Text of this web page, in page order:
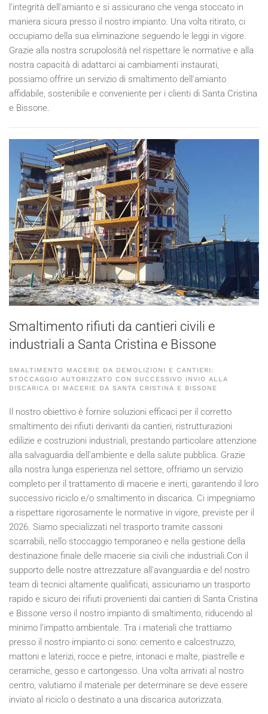
l'integrità dell'amianto e si assicurano che venga stoccato in
maniera sicura presso il nostro impianto. Una volta ritirato, ci
occupiamo della sua eliminazione seguendo le leggi in vigore.
Grazie alla nostra scrupolosità nel rispettare le normative e alla
nostra capacità di adattarci ai cambiamenti instaurati,
possiamo offrire un servizio di smaltimento dell'amianto
affidabile, sostenibile e conveniente per i clienti di Santa Cristina
e Bissone.
Smaltimento rifiuti da cantieri civili e
industriali a Santa Cristina e Bissone
SMALTIMENTO MACERIE DA DEMOLIZIONI E CANTIERI:
STOCCAGGIO AUTORIZZATO CON SUCCESSIVO INVIO ALLA
DISCARICA DI MACERIE DA SANTA CRISTINA E BISSONE
Il nostro obiettivo è fornire soluzioni efficaci per il corretto
smaltimento dei rifiuti derivanti da cantieri, ristrutturazioni
edilizie e costruzioni industriali, prestando particolare attenzione
alla salvaguardia dell'ambiente e della salute pubblica. Grazie
alla nostra lunga esperienza nel settore, offriamo un servizio
completo per il trattamento di macerie e inerti, garantendo il loro
successivo riciclo e/o smaltimento in discarica. Ci impegniamo
a rispettare rigorosamente le normative in vigore, previste per il
2026. Siamo specializzati nel trasporto tramite cassoni
scarrabili, nello stoccaggio temporaneo e nella gestione della
destinazione finale delle macerie sia civili che industriali.Con il
supporto delle nostre attrezzature all'avanguardia e del nostro
team di tecnici altamente qualificati, assicuriamo un trasporto
rapido e sicuro dei rifiuti provenienti dai cantieri di Santa Cristina
e Bissone verso il nostro impianto di smaltimento, riducendo al
minimo l'impatto ambientale. Tra i materiali che trattiamo
presso il nostro impianto ci sono: cemento e calcestruzzo,
mattoni e laterizi, rocce e pietre, intonaci e malte, piastrelle e
ceramiche, gesso e cartongesso. Una volta arrivati al nostro
centro, valutiamo il materiale per determinare se deve essere
inviato al riciclo o destinato a una discarica autorizzata.